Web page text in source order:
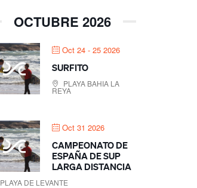
OCTUBRE 2026
Oct 24 - 25 2026
SURFITO
PLAYA BAHIA LA
REYA
Oct 31 2026
CAMPEONATO DE
ESPAÑA DE SUP
LARGA DISTANCIA
PLAYA DE LEVANTE